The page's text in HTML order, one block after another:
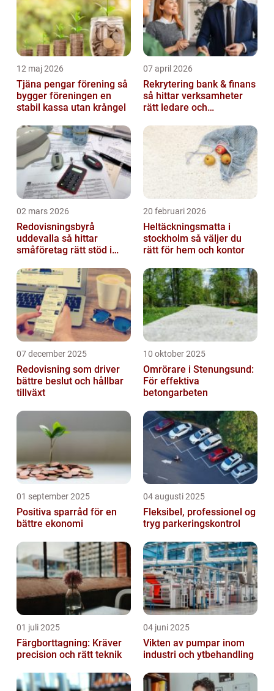
12 maj 2026
Tjäna pengar förening så
bygger föreningen en
stabil kassa utan krångel
07 april 2026
Rekrytering bank & finans
så hittar verksamheter
rätt ledare och
02 mars 2026
Redovisningsbyrå
uddevalla så hittar
småföretag rätt stöd i
20 februari 2026
Heltäckningsmatta i
stockholm så väljer du
rätt för hem och kontor
07 december 2025
Redovisning som driver
bättre beslut och hållbar
tillväxt
10 oktober 2025
Omrörare i Stenungsund:
För effektiva
betongarbeten
01 september 2025
Positiva sparråd för en
bättre ekonomi
04 augusti 2025
Fleksibel, professionel og
tryg parkeringskontrol
01 juli 2025
Färgborttagning: Kräver
precision och rätt teknik
04 juni 2025
Vikten av pumpar inom
industri och ytbehandling